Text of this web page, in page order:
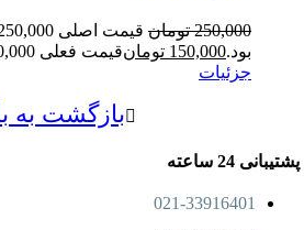
250,000 تومان
بود.150,000 تومانقیمت فعلی 150,000 تومان است.
جزئیات
بازگشت به
پشتیبانی 24 ساعته
021-33916401